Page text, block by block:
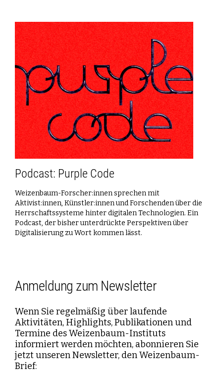
Podcast: Purple Code
Weizenbaum-Forscher:innen sprechen mit
Aktivist:innen, Künstler:innen und Forschenden über die
Herrschaftssysteme hinter digitalen Technologien. Ein
Podcast, der bisher unterdrückte Perspektiven über
Digitalisierung zu Wort kommen lässt.
Anmeldung zum Newsletter
Wenn Sie regelmäßig über laufende
Aktivitäten, Highlights, Publikationen und
Termine des Weizenbaum-Instituts
informiert werden möchten, abonnieren Sie
jetzt unseren Newsletter, den Weizenbaum-
Brief: